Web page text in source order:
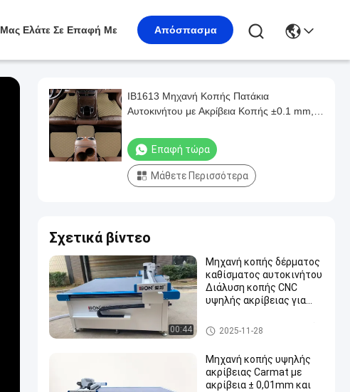
Μας Ελάτε Σε Επαφή Με Απόσπασμα
IB1613 Μηχανή Κοπής Πατάκια
Αυτοκινήτου με Ακρίβεια Κοπής ±0.1 mm,
Τριετή Εγγύηση
Επαφή τώρα
Μάθετε Περισσότερα
Σχετικά βίντεο
00:44
Μηχανή κοπής δέρματος
καθίσματος αυτοκινήτου
∆ιάλυση κοπής CNC
υψηλής ακρίβειας για
Μηχανή κοπής εσωτερικού α
υτοκινήτου
2025-11-28
Μηχανή κοπής υψηλής
ακρίβειας Carmat με
ακρίβεια ± 0,01mm και